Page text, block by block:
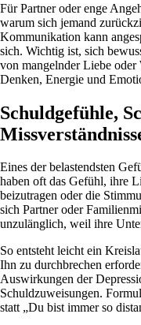
Für Partner oder enge
warum sich jemand
Kommunikation kann
sich. Wichtig ist, sich
von mangelnder Liebe
Denken, Energie und
Schuldgefühle,
Eines der belastendsten
haben oft das Gefühl, ihre
beizutragen oder die
sich Partner oder
unzulänglich, weil ihre
So entsteht leicht ein
Ihn zu durchbrechen
Auswirkungen der
Schuldzuweisungen.
statt „Du bist immer so